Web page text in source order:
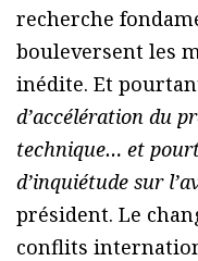
recherche
bouleversent les
inédite. Et
d’accélération du
technique… et
d’inquiétude sur
président. Le
conflits